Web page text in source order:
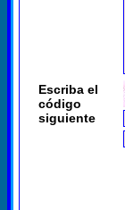
Escriba el
código
siguiente